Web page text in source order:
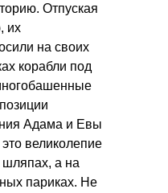
Отпуская
их
на своих
корабли под
Адама и Евы
великолепие
а на
париках. Не